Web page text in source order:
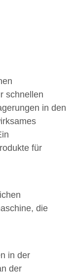
schnellen
in den
für
die
in der
der